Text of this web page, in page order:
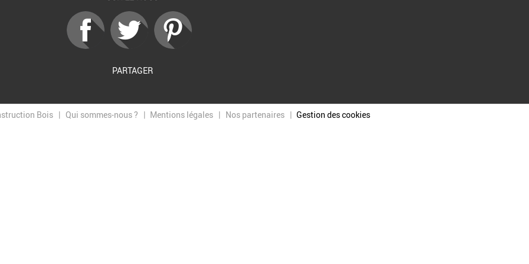
PARTAGER
Bois Qui sommes-nous ? Mentions légales Nos partenaires Gestion des cookies